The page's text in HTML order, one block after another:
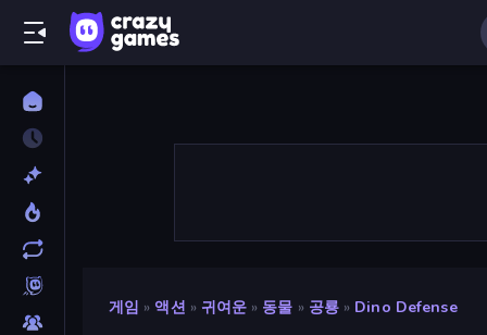
게임 » 액션 » 귀여운 » 동물 » 공룡 » Dino Defense